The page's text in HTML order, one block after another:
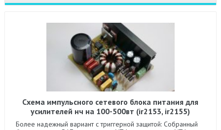
Схема импульсного сетевого блока питания для
усилителей нч на 100-500вт (ir2153, ir2155)
Более надежный вариант с триггерной защитой: Собранный